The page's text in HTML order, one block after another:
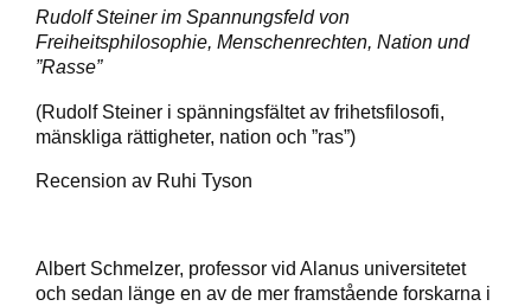
Rudolf Steiner im Spannungsfeld von
Freiheitsphilosophie, Menschenrechten, Nation und
”Rasse”
(Rudolf Steiner i spänningsfältet av frihetsfilosofi,
mänskliga rättigheter, nation och ”ras”)
Recension av Ruhi Tyson
Albert Schmelzer, professor vid Alanus universitetet
och sedan länge en av de mer framstående forskarna i